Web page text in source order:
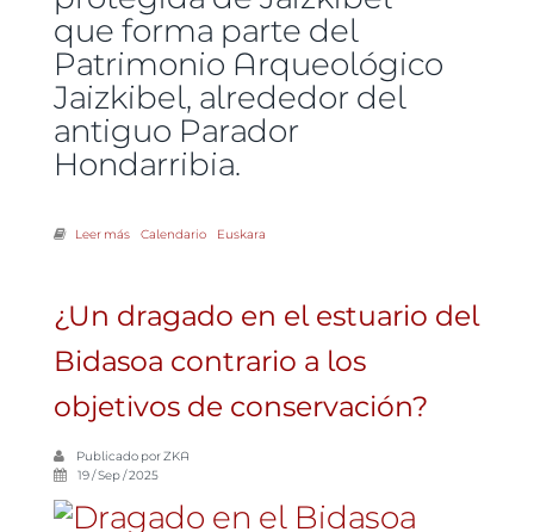
que forma parte del
Patrimonio Arqueológico
Jaizkibel, alrededor del
antiguo Parador
Hondarribia.
Leer mássobre La organización ecologista Eguzki denuncia nuevamente el
Calendario Euskara
¿Un dragado en el estuario del
Bidasoa contrario a los
objetivos de conservación?
Publicado porZKA
19 / Sep / 2025